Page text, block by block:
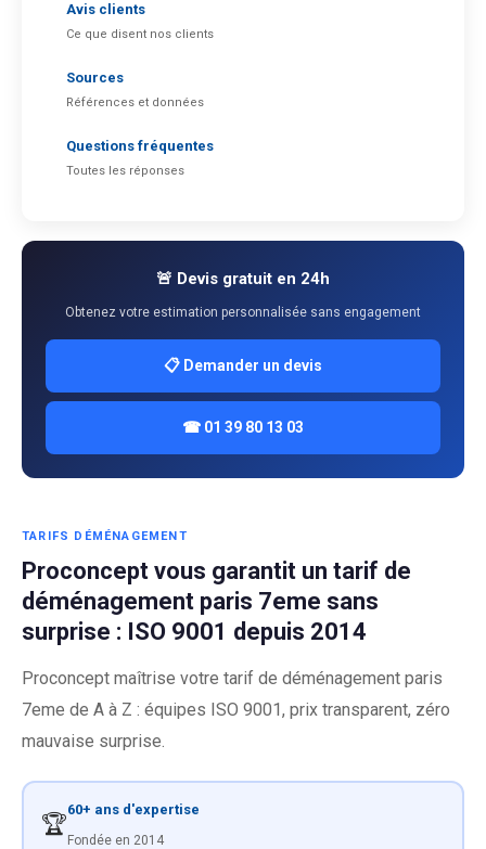
Avis clients
Ce que disent nos clients
Sources
Références et données
Questions fréquentes
Toutes les réponses
🚨 Devis gratuit en 24h
Obtenez votre estimation personnalisée sans engagement
📋 Demander un devis
☎ 01 39 80 13 03
TARIFS DÉMÉNAGEMENT
Proconcept vous garantit un tarif de
déménagement paris 7eme sans
surprise : ISO 9001 depuis 2014
Proconcept maîtrise votre tarif de déménagement paris
7eme de A à Z : équipes ISO 9001, prix transparent, zéro
mauvaise surprise.
🏆
60+ ans d'expertise
Fondée en 2014